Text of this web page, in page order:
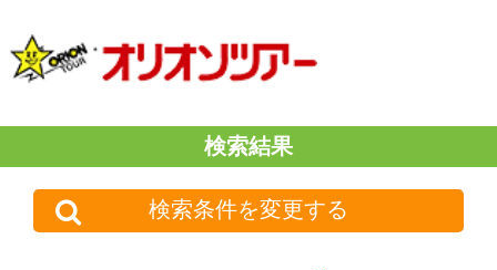
検索結果
検索条件を変更する